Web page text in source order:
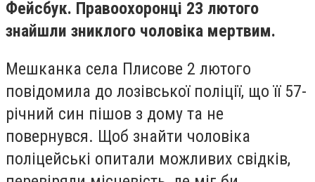
Фейсбук. Правоохоронці 23 лютого
знайшли зниклого чоловіка мертвим.
Мешканка села Плисове 2 лютого
повідомила до лозівської поліції, що її 57-
річний син пішов з дому та не
повернувся. Щоб знайти чоловіка
поліцейські опитали можливих свідків,